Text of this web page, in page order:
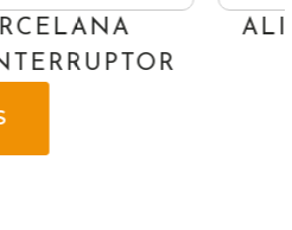
LINEAR
C - VERMELHO